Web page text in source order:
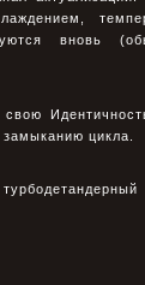
вновь
цикла.